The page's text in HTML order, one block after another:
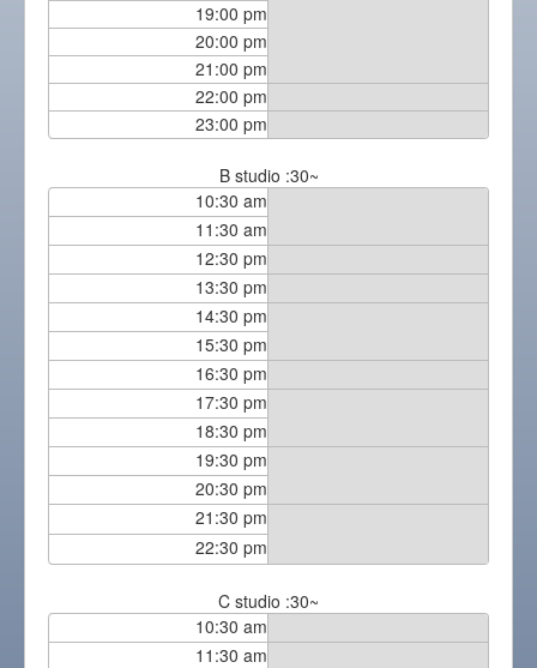
19:00 pm
20:00 pm
21:00 pm
22:00 pm
23:00 pm
B studio :30~
10:30 am
11:30 am
12:30 pm
13:30 pm
14:30 pm
15:30 pm
16:30 pm
17:30 pm
18:30 pm
19:30 pm
20:30 pm
21:30 pm
22:30 pm
C studio :30~
10:30 am
11:30 am